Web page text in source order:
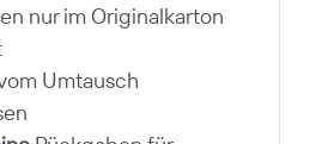
nur im Originalkarton
Umtausch